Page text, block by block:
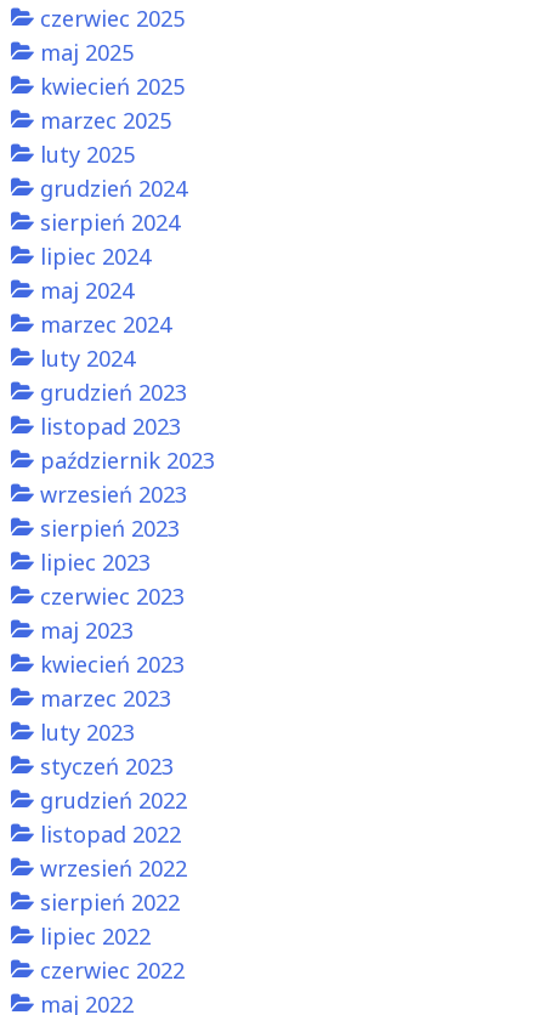
czerwiec 2025
maj 2025
kwiecień 2025
marzec 2025
luty 2025
grudzień 2024
sierpień 2024
lipiec 2024
maj 2024
marzec 2024
luty 2024
grudzień 2023
listopad 2023
październik 2023
wrzesień 2023
sierpień 2023
lipiec 2023
czerwiec 2023
maj 2023
kwiecień 2023
marzec 2023
luty 2023
styczeń 2023
grudzień 2022
listopad 2022
wrzesień 2022
sierpień 2022
lipiec 2022
czerwiec 2022
maj 2022